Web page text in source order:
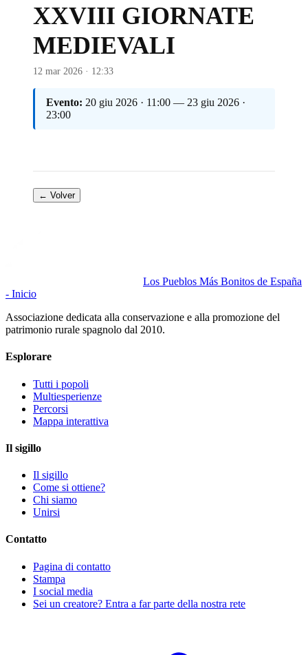
XXVIII GIORNATE
MEDIEVALI
12 mar 2026 · 12:33
Evento: 20 giu 2026 · 11:00 — 23 giu 2026 ·
23:00
← Volver
Los Pueblos Más Bonitos de España
- Inicio
Associazione dedicata alla conservazione e alla promozione del
patrimonio rurale spagnolo dal 2010.
Esplorare
Tutti i popoli
Multiesperienze
Percorsi
Mappa interattiva
Il sigillo
Il sigillo
Come si ottiene?
Chi siamo
Unirsi
Contatto
Pagina di contatto
Stampa
I social media
Sei un creatore? Entra a far parte della nostra rete